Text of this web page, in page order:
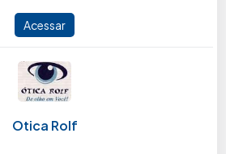
Acessar
Otica Rolf